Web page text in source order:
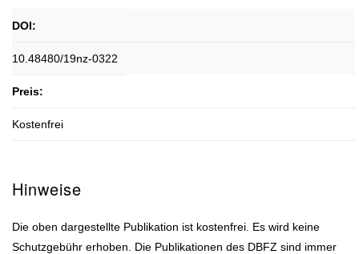
DOI:
10.48480/19nz-0322
Preis:
Kostenfrei
Hinweise
Die oben dargestellte Publikation ist kostenfrei. Es wird keine
Schutzgebühr erhoben. Die Publikationen des DBFZ sind immer